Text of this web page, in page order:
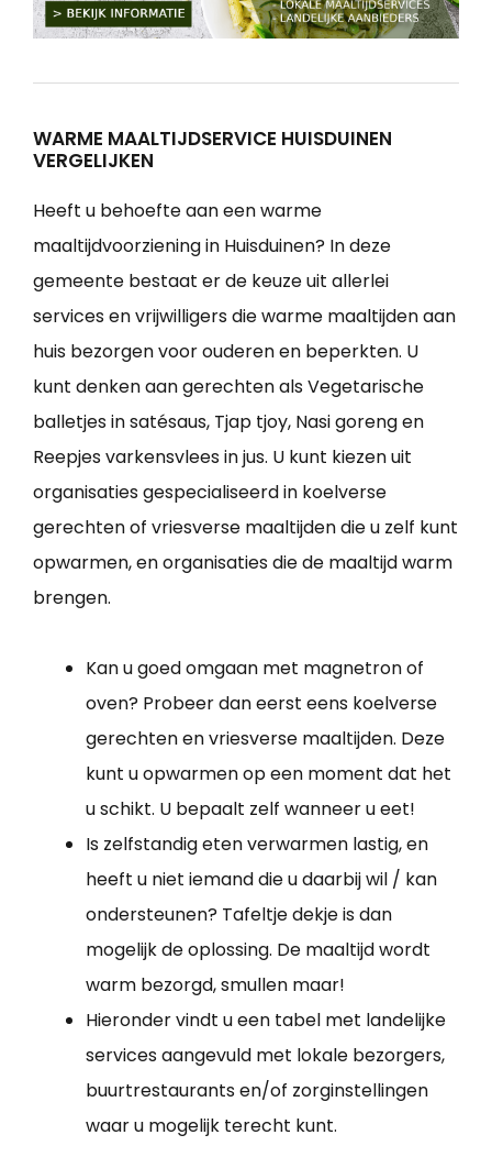
WARME MAALTIJDSERVICE HUISDUINEN
VERGELIJKEN
Heeft u behoefte aan een warme
maaltijdvoorziening in Huisduinen? In deze
gemeente bestaat er de keuze uit allerlei
services en vrijwilligers die warme maaltijden aan
huis bezorgen voor ouderen en beperkten. U
kunt denken aan gerechten als Vegetarische
balletjes in satésaus, Tjap tjoy, Nasi goreng en
Reepjes varkensvlees in jus. U kunt kiezen uit
organisaties gespecialiseerd in koelverse
gerechten of vriesverse maaltijden die u zelf kunt
opwarmen, en organisaties die de maaltijd warm
brengen.
Kan u goed omgaan met magnetron of
oven? Probeer dan eerst eens koelverse
gerechten en vriesverse maaltijden. Deze
kunt u opwarmen op een moment dat het
u schikt. U bepaalt zelf wanneer u eet!
Is zelfstandig eten verwarmen lastig, en
heeft u niet iemand die u daarbij wil / kan
ondersteunen? Tafeltje dekje is dan
mogelijk de oplossing. De maaltijd wordt
warm bezorgd, smullen maar!
Hieronder vindt u een tabel met landelijke
services aangevuld met lokale bezorgers,
buurtrestaurants en/of zorginstellingen
waar u mogelijk terecht kunt.